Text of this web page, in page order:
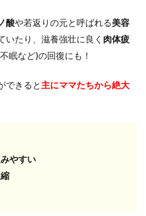
酸や若返りの元と呼ばれる美容
いたり、滋養強壮に良く 肉体疲
眠など)の回復にも！
できると 主にママたちから絶大
やすい